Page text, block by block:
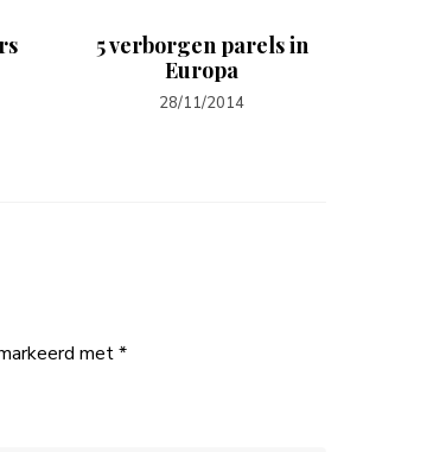
5 verborgen parels in
Europa
28/11/2014
met*